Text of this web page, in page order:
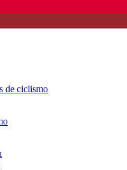
de ciclismo